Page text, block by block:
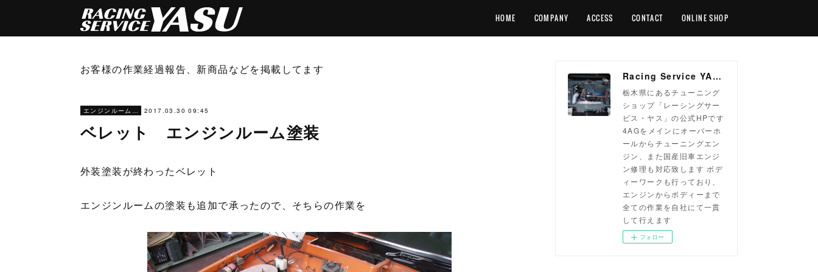
HOME COMPANY ACCESS CONTACT ONLINE SHOP
お客様の作業経過報告、新商品などを掲載してます
エンジンルーム塗装 2017.03.30 09:45
ベレット エンジンルーム塗装
外装塗装が終わったベレット
エンジンルームの塗装も追加で承ったので、そちらの作業を
Racing Service YASU ~total tuning proshop~
栃木県にあるチューニング
ショップ「レーシングサー
ビス・ヤス」の公式HPです
4AGをメインにオーバーホ
ールからチューニングエン
ジン、また国産旧車エンジ
ン修理も対応致します ボデ
ィーワークも行っており、
エンジンからボディーまで
全ての作業を自社にて一貫
して行えます
フォロー